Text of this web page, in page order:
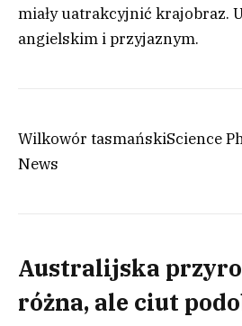
miały uatrakcyjnić krajobraz.
angielskim i przyjaznym.
Wilkowór tasmańskiScience
News
Australijska
różna, ale ciut